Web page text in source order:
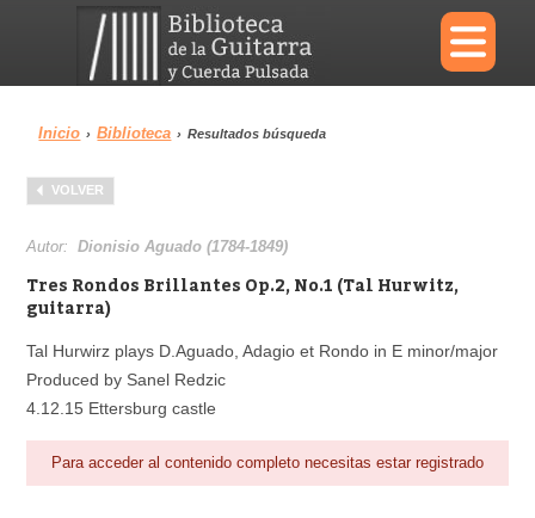
×
Menu
Biblioteca
Área personal
Inicio › Biblioteca › Resultados búsqueda
VOLVER
Autor:Dionisio Aguado (1784-1849)
Tres Rondos Brillantes Op.2, No.1 (Tal Hurwitz,
guitarra)
Tal Hurwirz plays D.Aguado, Adagio et Rondo in E minor/major
Produced by Sanel Redzic
4.12.15 Ettersburg castle
Para acceder al contenido completo necesitas estar registrado